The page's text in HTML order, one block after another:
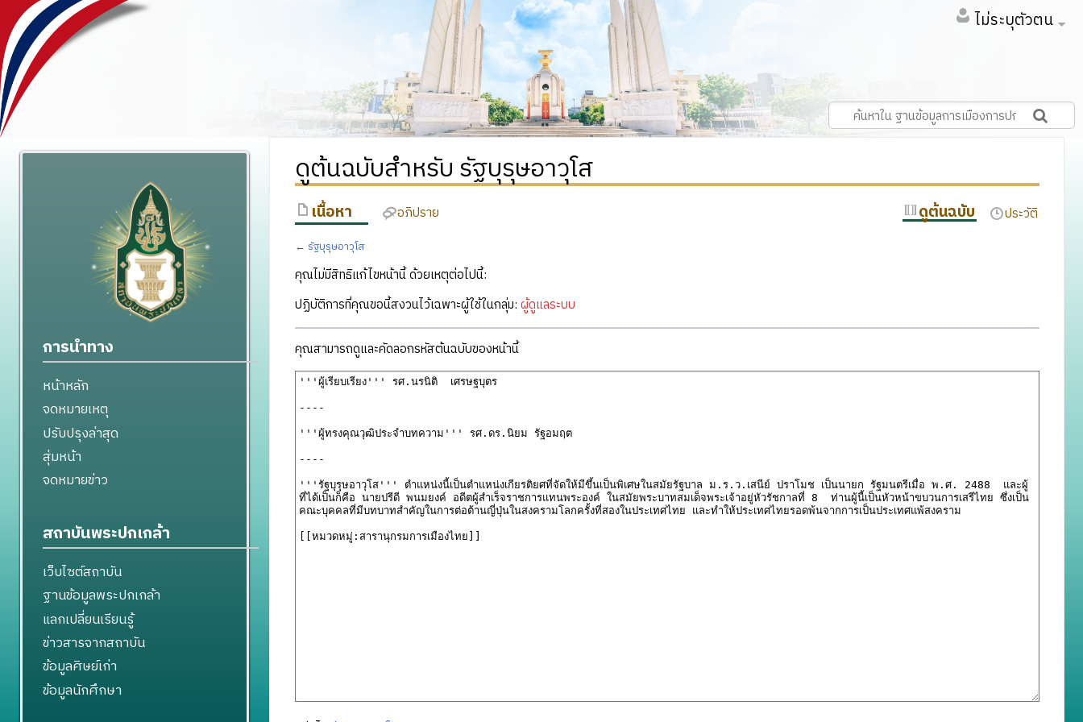
ไม่ระบุตัวตน
ดูต้นฉบับสำหรับ รัฐบุรุษอาวุโส
เนื้อหา อภิปราย ดูต้นฉบับ ประวัติ
← รัฐบุรุษอาวุโส
คุณไม่มีสิทธิแก้ไขหน้านี้ ด้วยเหตุต่อไปนี้:
ปฏิบัติการที่คุณขอนี้สงวนไว้เฉพาะผู้ใช้ในกลุ่ม: ผู้ดูแลระบบ
คุณสามารถดูและคัดลอกรหัสต้นฉบับของหน้านี้
การนำทาง
หน้าหลัก
จดหมายเหตุ
ปรับปรุงล่าสุด
สุ่มหน้า
จดหมายข่าว
สถาบันพระปกเกล้า
เว็บไซต์สถาบัน
ฐานข้อมูลพระปกเกล้า
แลกเปลี่ยนเรียนรู้
ข่าวสารจากสถาบัน
ข้อมูลศิษย์เก่า
ข้อมูลนักศึกษา